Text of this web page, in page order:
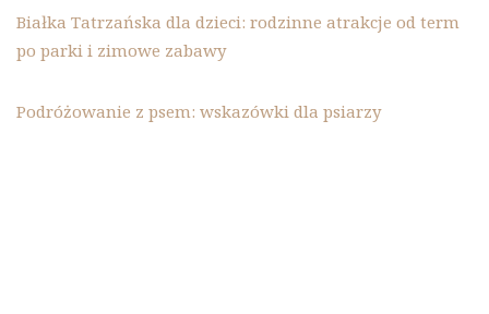
Białka Tatrzańska dla dzieci: rodzinne atrakcje od term
po parki i zimowe zabawy
Podróżowanie z psem: wskazówki dla psiarzy